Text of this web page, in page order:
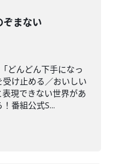
まない
どんどん下手になっ
け止める／おいしい
現できない世界があ
番組公式S...